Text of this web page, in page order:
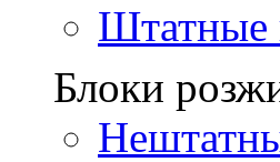
Штатные
Блоки